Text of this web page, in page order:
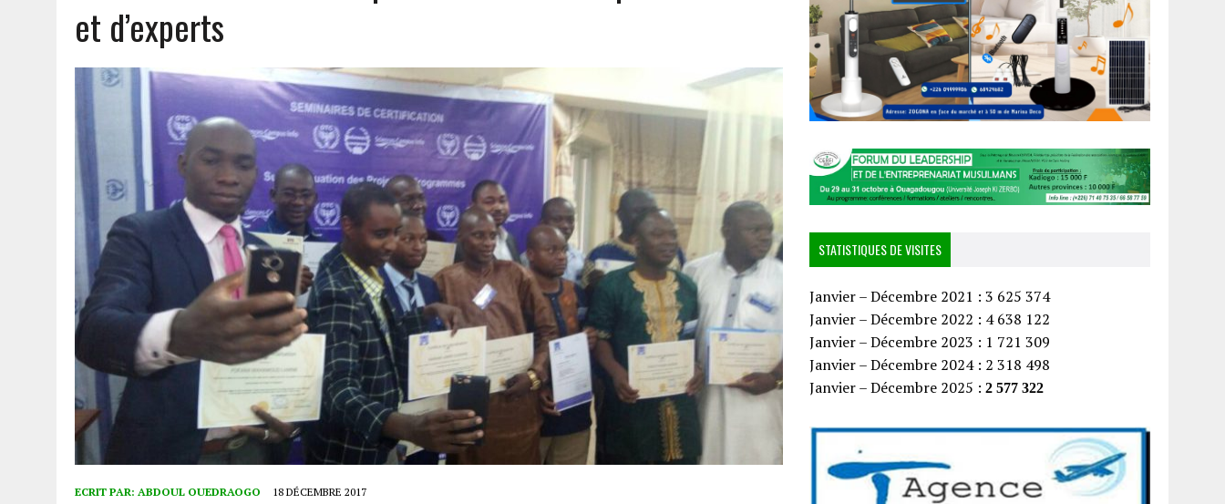
et d’experts
ECRIT PAR: ABDOUL OUEDRAOGO 18 DÉCEMBRE 2017
STATISTIQUES DE VISITES
Janvier – Décembre 2021 : 3 625 374
Janvier – Décembre 2022 : 4 638 122
Janvier – Décembre 2023 : 1 721 309
Janvier – Décembre 2024 : 2 318 498
Janvier – Décembre 2025 :2 577 322